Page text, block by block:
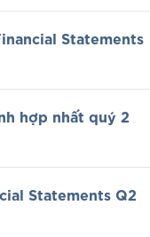
Statements
hợp nhất quý 2
Statements Q2